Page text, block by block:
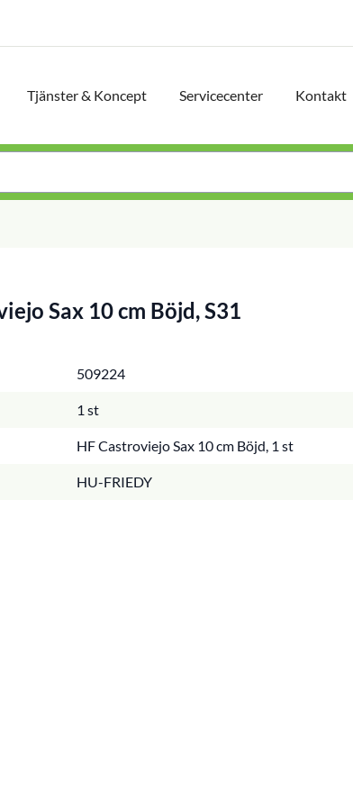
Tjänster & Koncept Servicecenter Kontakt
Sax 10 cm Böjd, S31
509224
1 st
HF Castroviejo Sax 10 cm Böjd, 1 st
HU-FRIEDY